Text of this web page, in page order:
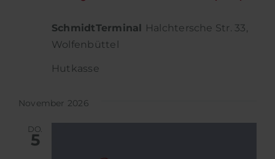
SchmidtTerminal Halchtersche Str. 33,
Wolfenbüttel
Hutkasse
November 2026
DO.
5